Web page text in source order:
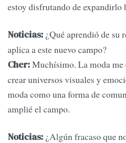
estoy disfrutando de expandirlo
Noticias: ¿Qué aprendió de su
aplica a este nuevo campo?
Cher:Muchísimo. La moda me
crear universos visuales y
moda como una forma de
amplié el campo.
Noticias: ¿Algún fracaso que